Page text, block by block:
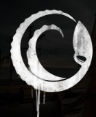
Aller
au
contenu